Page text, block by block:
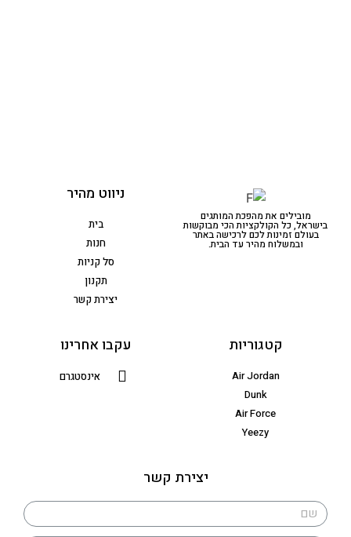
מובילים את מהפכת המותגים
בישראל, כל הקולקציות הכי מבוקשות
בעולם זמינות לכם לרכישה באתר
ובמשלוח מהיר עד הבית.
ניווט מהיר
בית
חנות
סל קניות
תקנון
יצירת קשר
קטגוריות
Air Jordan
Dunk
Air Force
Yeezy
עקבו אחרינו
אינסטגרם
יצירת קשר